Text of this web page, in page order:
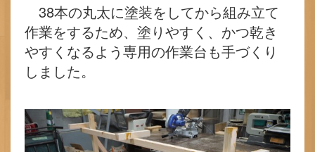
38本の丸太に塗装をしてから組み立て
作業をするため、塗りやすく、かつ乾き
やすくなるよう専用の作業台も手づくり
しました。